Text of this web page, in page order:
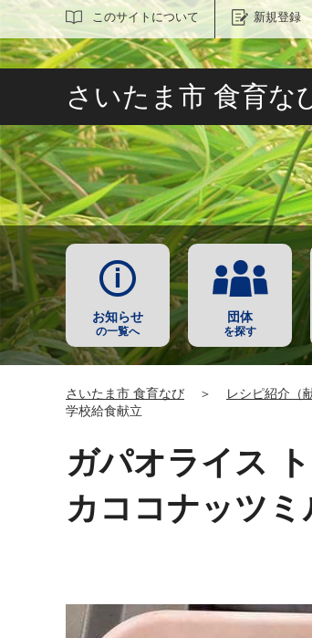
このサイトについて 新規登録
サイト内検索
さいたま市 食育な
お知らせ
の一覧へ
団体
を探す
さいたま市 食育なび ＞ レシピ紹介（
学校給食献立
ガパオライス
カココナッツ